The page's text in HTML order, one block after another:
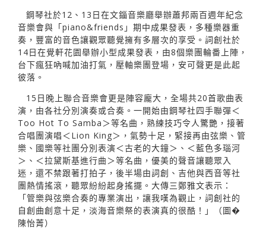
鋼琴社於12、13日在文錙音樂廳舉辦蕭邦兩百週年紀念
音樂會與「piano&friends」期中成果發表，多種樂器重
奏，豐富的音色讓觀眾聽覺擁有多層次的享受。詞創社於
14日在覺軒花園舉辦小型成果發表，由8個樂團輪番上陣，
台下瘋狂吶喊加油打氣，壓軸樂團登場，安可聲更是此起
彼落。
15日晚上聯合音樂會更是陣容龐大，全場共20首歌曲表
演，由各社分別演奏或合奏。一開始由鋼琴社四手聯彈＜
Too Hot To Samba＞等名曲，熟練技巧令人驚艷，接著
合唱團演唱＜Lion King＞，氣勢十足，緊接再由弦樂、管
樂、國樂等社團分別表演＜古老的大鐘＞、＜藍色多瑙河
＞、＜拉黛斯基進行曲＞等名曲，優美的聲音讓聽眾入
迷，還不禁跟著打拍子，後半場由詞創、吉他與西音等社
團熱情搖滾，聽眾紛紛起身搖擺。大傳三鄭雅文表示：
「管樂與弦樂合奏的專業演出，讓我嘆為觀止，詞創社的
自創曲創意十足，淡海音樂祭的表演真的很酷！」（圖�
陳怡菁）